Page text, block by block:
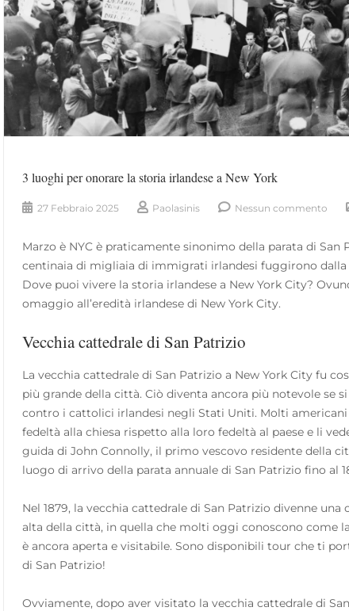
3 luoghi per onorare la storia irlandese a New York
27 Febbraio 2025 Paolasinis Nessun commento
Marzo è NYC è praticamente sinonimo della parata di
centinaia di migliaia di immigrati irlandesi fuggirono dalla
Dove puoi vivere la storia irlandese a New York City?
omaggio all’eredità irlandese di New York City.
Vecchia cattedrale di San Patrizio
La vecchia cattedrale di San Patrizio a New York City fu
più grande della città. Ciò diventa ancora più notevole se
contro i cattolici irlandesi negli Stati Uniti. Molti
fedeltà alla chiesa rispetto alla loro fedeltà al paese e li
guida di John Connolly, il primo vescovo residente della
luogo di arrivo della parata annuale di San Patrizio fino al
Nel 1879, la vecchia cattedrale di San Patrizio divenne
alta della città, in quella che molti oggi conoscono come
è ancora aperta e visitabile. Sono disponibili tour che ti
di San Patrizio!
Ovviamente, dopo aver visitato la vecchia cattedrale di